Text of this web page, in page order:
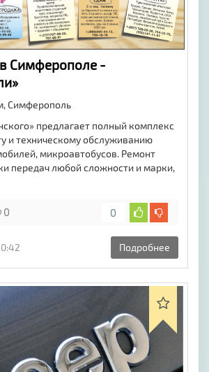
Симферополе -
Симферополь
предлагает полный комплекс
и техническому обслуживанию
микроавтобусов. Ремонт
передач любой сложности и марки,
0 0
Подробнее